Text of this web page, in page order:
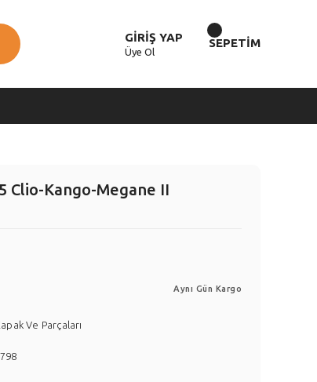
GİRİŞ YAP
Üye Ol
SEPETİM
Clio-Kango-Megane II
Aynı Gün Kargo
Ve Parçaları